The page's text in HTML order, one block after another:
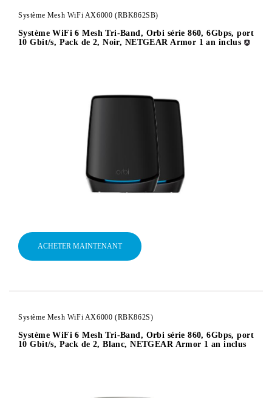
Système Mesh WiFi AX6000 (RBK862SB)
Système WiFi 6 Mesh Tri-Band, Orbi série 860, 6Gbps, port
10 Gbit/s, Pack de 2, Noir, NETGEAR Armor 1 an inclus
ACHETER MAINTENANT
Système Mesh WiFi AX6000 (RBK862S)
Système WiFi 6 Mesh Tri-Band, Orbi série 860, 6Gbps, port
10 Gbit/s, Pack de 2, Blanc, NETGEAR Armor 1 an inclus